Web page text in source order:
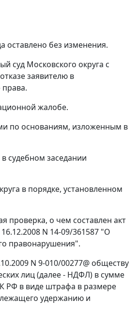
оставлено без изменения.
суд Московского округа с
заявителю в
жалобе.
по основаниям, изложенным в
судебном заседании
в порядке, установленном
проверка, о чем составлен акт
N 14-09/361587 "О
правонарушения".
N 9-010/00277@ обществу
лиц (далее - НДФЛ) в сумме
РФ в виде штрафа в размере
удержанию и